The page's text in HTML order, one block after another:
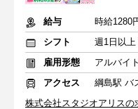
給与
時給1280
シフト
雇用形態
アルバイ
アクセス
綱島駅 バ
株式会社スタジオアリスの